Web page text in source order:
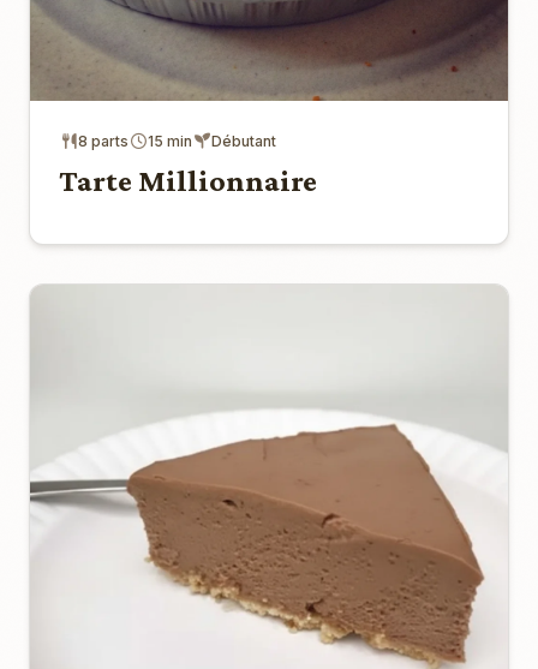
8 parts 15 min Débutant
Tarte Millionnaire